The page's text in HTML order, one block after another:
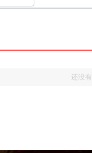
还没